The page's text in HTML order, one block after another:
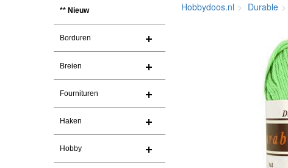
** Nieuw
Borduren
Breien
Fournituren
Haken
Hobby
Hobbydoos.nl Durable